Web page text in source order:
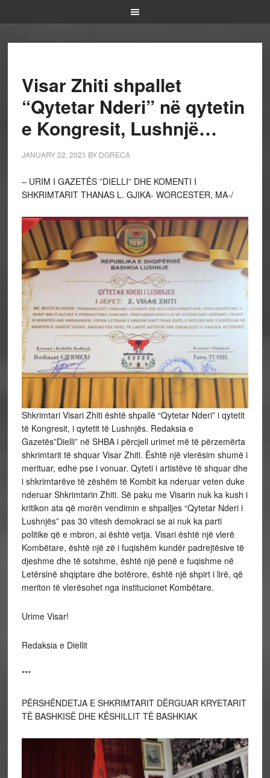
Visar Zhiti shpallet
“Qytetar Nderi” në qytetin
e Kongresit, Lushnjë…
JANUARY 22, 2021 BY DGRECA
– URIM I GAZETËS ”DIELLI” DHE KOMENTI I
SHKRIMTARIT THANAS L. GJIKA- WORCESTER, MA-/
Shkrimtari Visari Zhiti është shpallë “Qytetar Nderi” i qytetit
të Kongresit, i qytetit të Lushnjës. Redaksia e
Gazetës”Dielli” në SHBA i përcjell urimet më të përzemërta
shkrimtarit të shquar Visar Zhiti. Është një vlerësim shumë i
merituar, edhe pse i vonuar. Qyteti i artistëve të shquar dhe
i shkrimtarëve të zëshëm të Kombit ka nderuar veten duke
nderuar Shkrimtarin Zhiti. Së paku me Visarin nuk ka kush i
kritikon ata që morën vendimin e shpalljes “Qytetar Nderi i
Lushnjës” pas 30 vitesh demokraci se ai nuk ka parti
politike që e mbron, ai është vetja. Visari është një vlerë
Kombëtare, është një zë i fuqishëm kundër padrejtësive të
djeshme dhe të sotshme, është një penë e fuqishme në
Letërsinë shqiptare dhe botërore, është një shpirt i lirë, që
meriton të vlerësohet nga institucionet Kombëtare.
Urime Visar!
Redaksia e Diellit
***
PËRSHËNDETJA E SHKRIMTARIT DËRGUAR KRYETARIT
TË BASHKISË DHE KËSHILLIT TË BASHKIAK